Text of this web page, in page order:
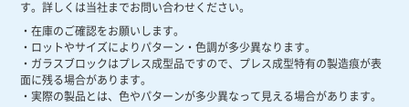
す。詳しくは当社までお問い合わせください。
・在庫のご確認をお願いします。
・ロットやサイズによりパターン・色調が多少異なります。
・ガラスブロックはプレス成型品ですので、プレス成型特有の製造痕が表
面に残る場合があります。
・実際の製品とは、色やパターンが多少異なって見える場合があります。